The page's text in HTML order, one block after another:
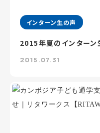
インターン生の声
2015年夏のインターン
2015.07.31